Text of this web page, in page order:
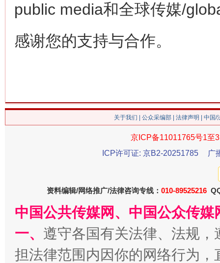
public media和全球传媒/
感谢您的支持与合作。
关于我们 公众采编部 法律声明 | 中国
京ICP备11011765号1至
ICP许可证: 京B2-20251785
广
资料编辑/网络推广/法律咨询专线： 010-89525216
中国公共传媒网、中国公众传
一、 遵守各国有关法律、法规
担法律范围内因你的网络行为